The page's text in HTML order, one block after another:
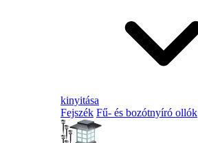
kinyitása
Fejszék Fű- és bozótnyíró ollók